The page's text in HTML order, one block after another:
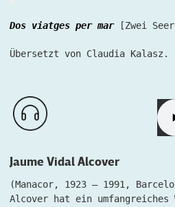
Dos viatges per mar [Zwei
Übersetzt von Claudia Kalasz.
Jaume Vidal Alcover
(Manacor, 1923 – 1991,
Alcover hat ein umfangreiches